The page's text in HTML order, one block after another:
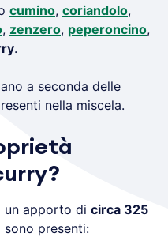
cumino, coriandolo,
, zenzero, peperoncino,
.
a seconda delle
nella miscela.
un apporto di circa 325
sono presenti: